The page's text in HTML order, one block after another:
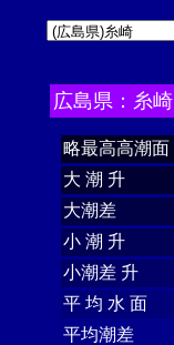
広島県：糸崎
略最高高潮面
大 潮 升
大潮差
小 潮 升
小潮差 升
平 均 水 面
平均潮差